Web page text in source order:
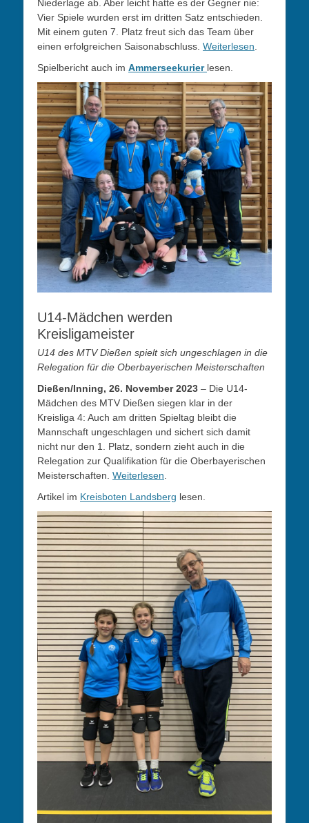
Niederlage ab. Aber leicht hatte es der Gegner nie:
Vier Spiele wurden erst im dritten Satz entschieden.
Mit einem guten 7. Platz freut sich das Team über
einen erfolgreichen Saisonabschluss. Weiterlesen
Spielbericht auch im Ammerseekurier lesen.
U14-Mädchen werden
Kreisligameister
U14 des MTV Dießen spielt sich ungeschlagen in die
Relegation für die Oberbayerischen Meisterschaften
Dießen/Inning, 26. November 2023 – Die U14-
Mädchen des MTV Dießen siegen klar in der
Kreisliga 4: Auch am dritten Spieltag bleibt die
Mannschaft ungeschlagen und sichert sich damit
nicht nur den 1. Platz, sondern zieht auch in die
Relegation zur Qualifikation für die Oberbayerischen
Meisterschaften. Weiterlesen.
Artikel im Kreisboten Landsberg lesen.